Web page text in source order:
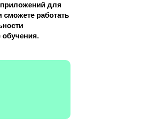
приложений для
сможете работать
обучения.